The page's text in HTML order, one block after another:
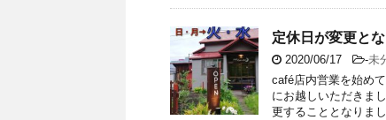
定休日が変更と
2020/06/17 -未
café店内営業を始め
にお越しいただきま
更することとなりま